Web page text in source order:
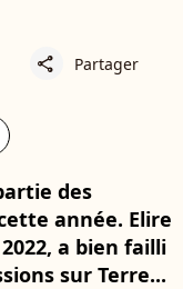
share Partager
des
année. Elire
a bien failli
sur Terre...